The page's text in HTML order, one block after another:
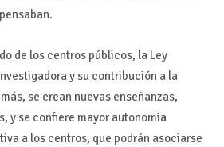
de los centros públicos, la Ley
y su contribución a la
se crean nuevas enseñanzas,
y se confiere mayor autonomía
a los centros, que podrán asociarse